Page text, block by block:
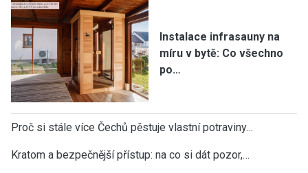
Instalace infrasauny na
míru v bytě: Co všechno
po…
Proč si stále více Čechů pěstuje vlastní potraviny…
Kratom a bezpečnější přístup: na co si dát pozor,…